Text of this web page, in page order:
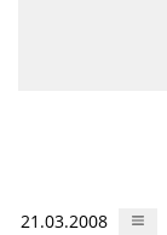
21.03.2008